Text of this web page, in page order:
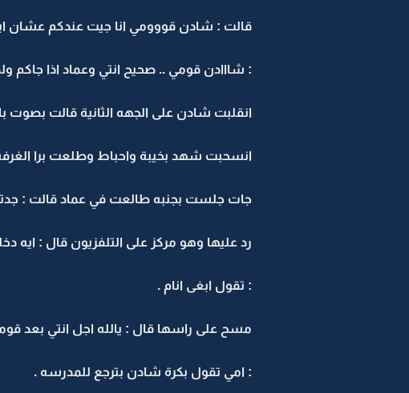
قالت : شادن قووومي انا جيت عندكم عشان
: شااادن قومي .. صحيح انتي وعماد اذا
انقلبت شادن على الجهه الثانية قالت بصوت
انسحبت شهد بخيبة واحباط وطلعت برا
جات جلست بجنبه طالعت في عماد قالت :
رد عليها وهو مركز على التلفزيون قال :
: تقول ابغى انام .
مسح على راسها قال : يالله اجل انتي بعد
: امي تقول بكرة شادن بترجع للمدرسه .